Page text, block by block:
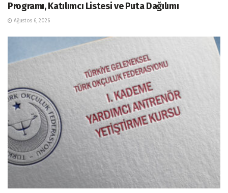
Programı, Katılımcı Listesi ve Puta Dağılımı
Ağustos 6, 2026